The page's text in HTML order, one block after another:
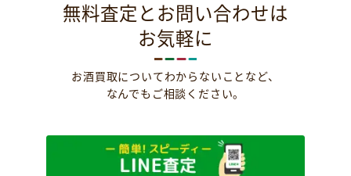
無料査定とお問い合わせは
お気軽に
お酒買取についてわからないことなど、
なんでもご相談ください。